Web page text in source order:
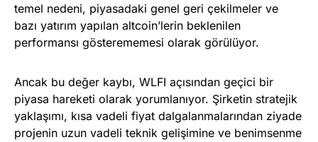
temel nedeni, piyasadaki genel geri çekilmeler ve
bazı yatırım yapılan altcoin’lerin beklenilen
performansı gösterememesi olarak görülüyor.
Ancak bu değer kaybı, WLFI açısından geçici bir
piyasa hareketi olarak yorumlanıyor. Şirketin stratejik
yaklaşımı, kısa vadeli fiyat dalgalanmalarından ziyade
projenin uzun vadeli teknik gelişimine ve benimsenme